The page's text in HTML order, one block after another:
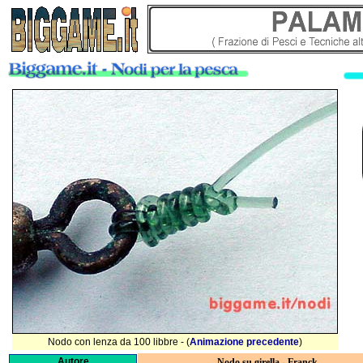
Nodo con lenza da 100 libbre - (Animazione precedente)